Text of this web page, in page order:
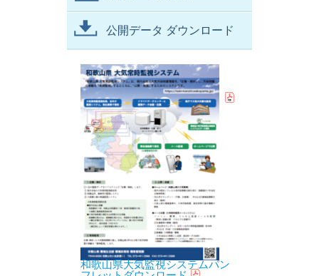
公開データ ダウンロード
和歌山県大気監視システムパン